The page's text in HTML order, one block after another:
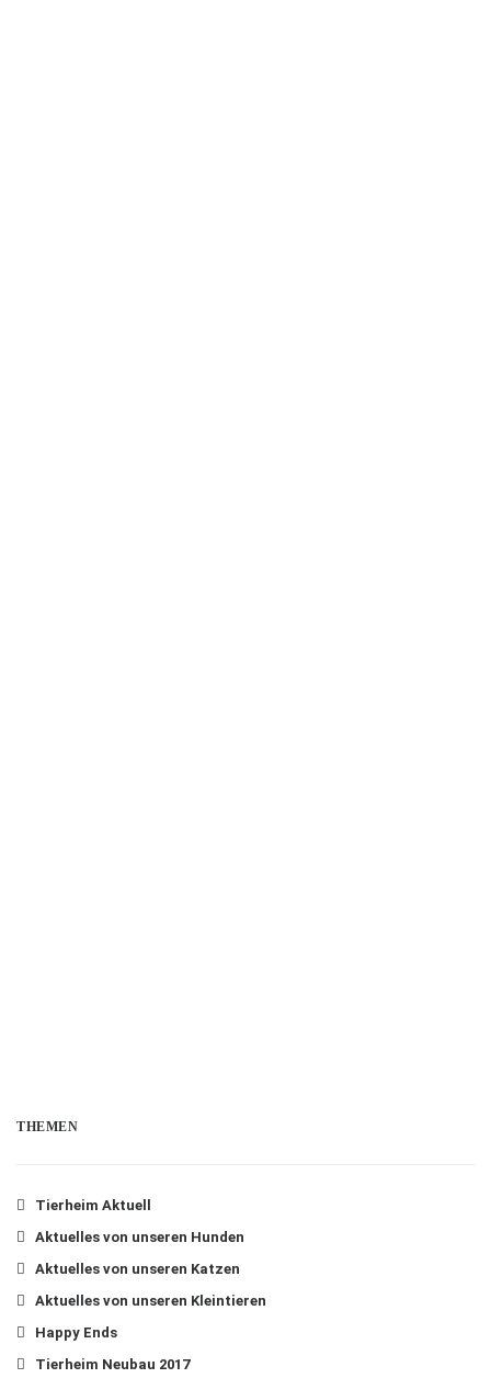
THEMEN
Tierheim Aktuell
Aktuelles von unseren Hunden
Aktuelles von unseren Katzen
Aktuelles von unseren Kleintieren
Happy Ends
Tierheim Neubau 2017